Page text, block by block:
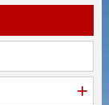
+